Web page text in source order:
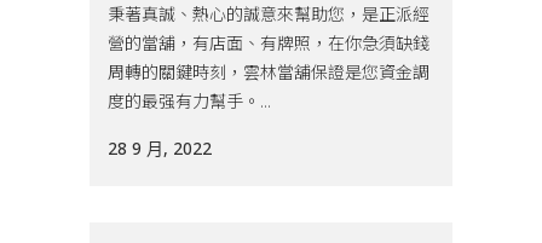
秉著真誠、熱心的誠意來幫助您，是正派經
營的當舖，有店面、有牌照，在你急須缺錢
周轉的關鍵時刻，雲林當舖保證是您資金調
度的最强有力幫手。...
28 9 月, 2022